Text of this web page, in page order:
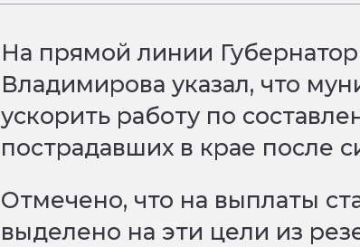
На прямой линии
Владимирова указал, что
ускорить работу по
пострадавших в крае после
Отмечено, что на выплаты
выделено на эти цели из